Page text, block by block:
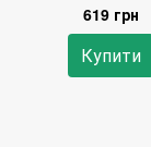
619 грн
Купити